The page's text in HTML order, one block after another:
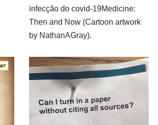
infecção do covid-19Medicine:
Then and Now (Cartoon artwork
by NathanAGray).